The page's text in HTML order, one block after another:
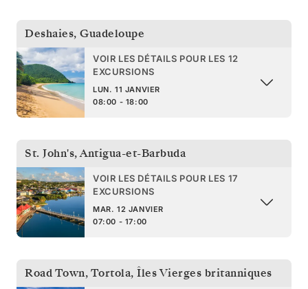
Deshaies, Guadeloupe
VOIR LES DÉTAILS POUR LES 12
EXCURSIONS
LUN. 11 JANVIER
08:00 - 18:00
St. John's,Antigua-et-Barbuda
VOIR LES DÉTAILS POUR LES 17
EXCURSIONS
MAR. 12 JANVIER
07:00 - 17:00
Road Town, Tortola, Îles Vierges britanniques